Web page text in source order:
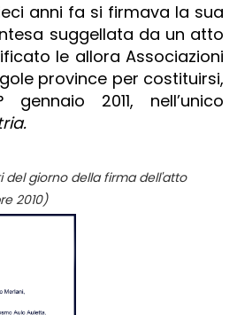
anni fa si firmava la sua
suggellata da un atto
le allora Associazioni
province per costituirsi,
2011, nell’unico
del giorno della firma dell'atto
2010)